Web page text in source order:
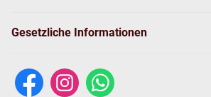
Gesetzliche Informationen